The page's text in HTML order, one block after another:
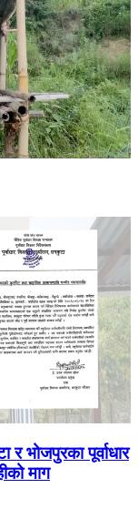
भोजपुरका पूर्वाधार
माग